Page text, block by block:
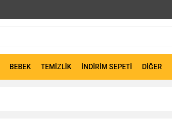
BEBEK TEMİZLİK İNDİRİM SEPETİ DİĞER